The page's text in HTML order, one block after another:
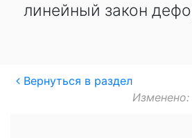
линейный закон
Вернуться в раздел
Изменено: